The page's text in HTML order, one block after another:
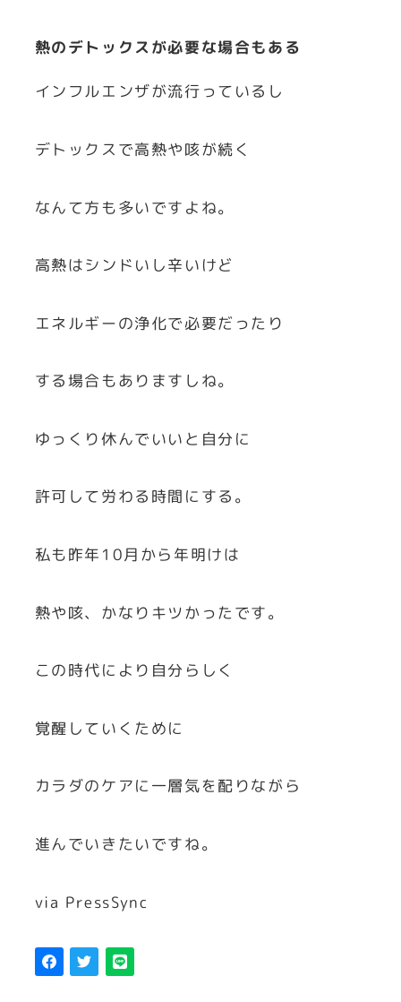
熱のデトックスが必要な場合もある
インフルエンザが流行っているし
デトックスで高熱や咳が続く
なんて方も多いですよね。
高熱はシンドいし辛いけど
エネルギーの浄化で必要だったり
する場合もありますしね。
ゆっくり休んでいいと自分に
許可して労わる時間にする。
私も昨年10月から年明けは
熱や咳、かなりキツかったです。
この時代により自分らしく
覚醒していくために
カラダのケアに一層気を配りながら
進んでいきたいですね。
via PressSync